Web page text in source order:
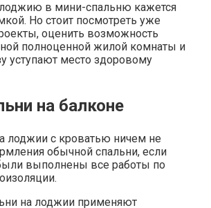
в мини-спальню кажется
Но стоит посмотреть уже
оценить возможность
полноценной жилой комнаты и
уступают место здоровому
на балконе
лоджии с кроватью ничем не
обычной спальни, если
выполнены все работы по
на лоджии применяют